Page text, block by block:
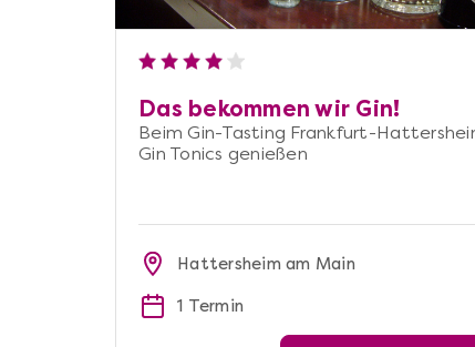
Das bekommen wir Gin!
Beim Gin-Tasting Frankfurt-
Gin Tonics genießen
Hattersheim am Main
1 Termin